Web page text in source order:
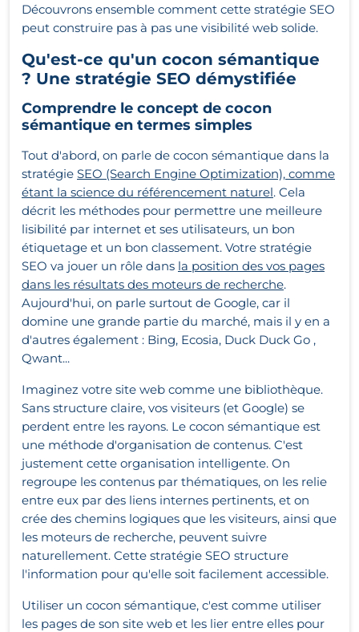
Découvrons ensemble comment cette stratégie SEO
peut construire pas à pas une visibilité web solide.
Qu'est-ce qu'un cocon sémantique
? Une stratégie SEO démystifiée
Comprendre le concept de cocon
sémantique en termes simples
Tout d'abord, on parle de cocon sémantique dans la
stratégie SEO (Search Engine Optimization), comme
étant la science du référencement naturel. Cela
décrit les méthodes pour permettre une meilleure
lisibilité par internet et ses utilisateurs, un bon
étiquetage et un bon classement. Votre stratégie
SEO va jouer un rôle dans la position des vos pages
dans les résultats des moteurs de recherche.
Aujourd'hui, on parle surtout de Google, car il
domine une grande partie du marché, mais il y en a
d'autres également : Bing, Ecosia, Duck Duck Go ,
Qwant...
Imaginez votre site web comme une bibliothèque.
Sans structure claire, vos visiteurs (et Google) se
perdent entre les rayons. Le cocon sémantique est
une méthode d'organisation de contenus. C'est
justement cette organisation intelligente. On
regroupe les contenus par thématiques, on les relie
entre eux par des liens internes pertinents, et on
crée des chemins logiques que les visiteurs, ainsi que
les moteurs de recherche, peuvent suivre
naturellement. Cette stratégie SEO structure
l'information pour qu'elle soit facilement accessible.
Utiliser un cocon sémantique, c'est comme utiliser
les pages de son site web et les lier entre elles pour